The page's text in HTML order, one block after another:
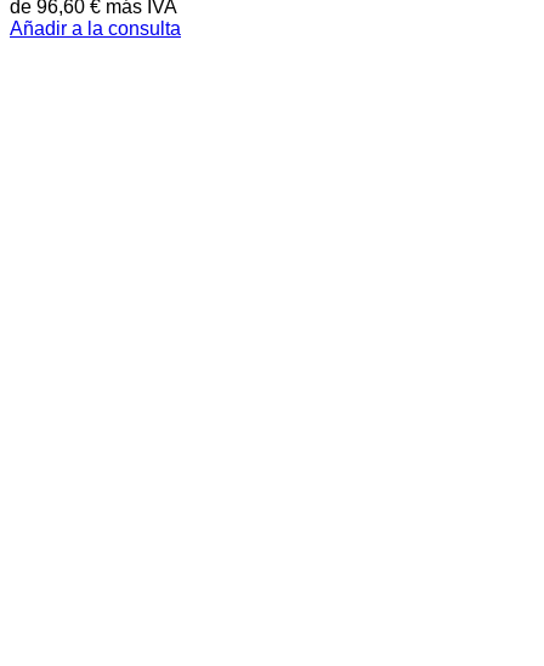
de 96,60 € más IVA
Añadir a la consulta